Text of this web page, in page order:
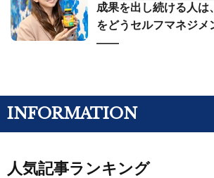
成果を出し続ける人は
をどうセルフマネジメ
——
INFORMATION
人気記事ランキング